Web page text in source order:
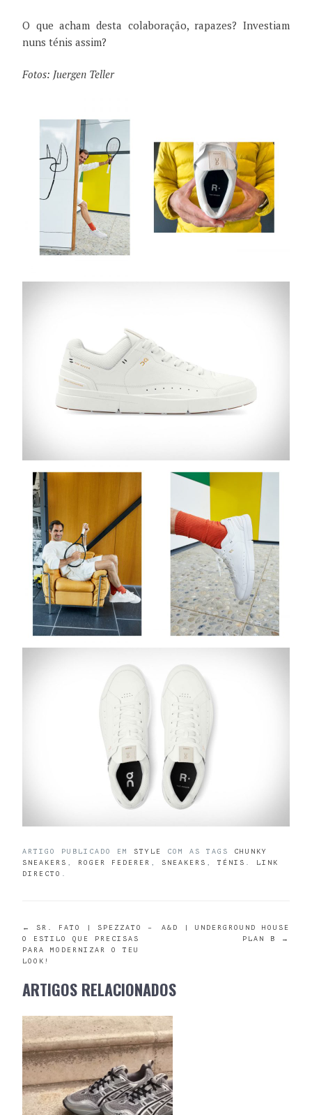
O que acham desta colaboração, rapazes? Investiam
nuns ténis assim?
Fotos: Juergen Teller
ARTIGO PUBLICADO EM STYLE COM AS TAGS CHUNKY
SNEAKERS
ROGER FEDERER SNEAKERS TÉNIS
LINK
DIRECTO
POST
NAVIGATION
←
SR. FATO | SPEZZATO –
O ESTILO QUE PRECISAS
PARA MODERNIZAR O TEU
LOOK!
A&D | UNDERGROUND HOUSE
PLAN B
→
ARTIGOS RELACIONADOS